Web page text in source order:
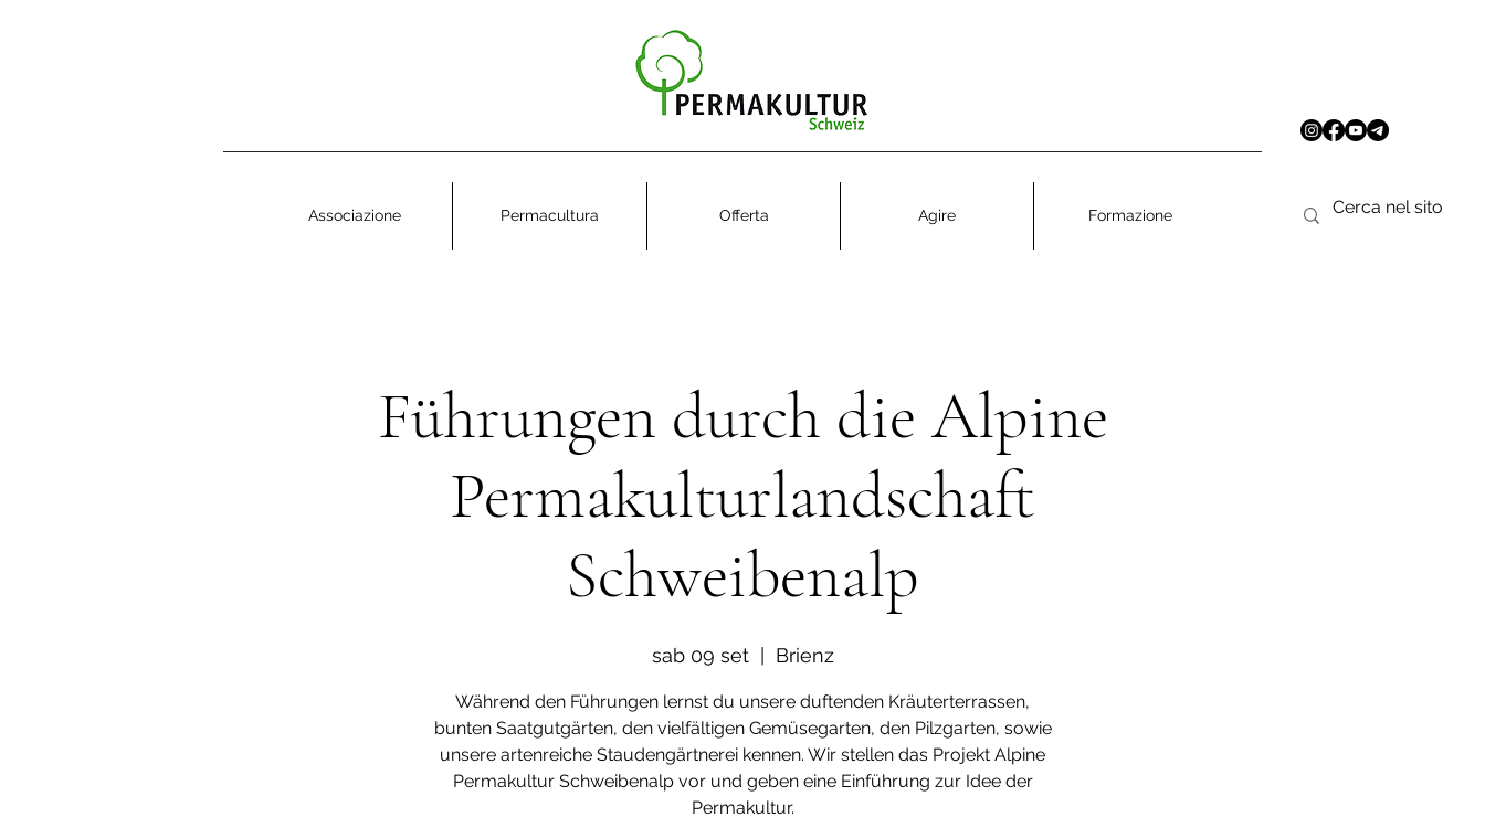
Associazione Permacultura Offerta Agire Formazione
Führungen durch die Alpine
Permakulturlandschaft
Schweibenalp
sab 09 set
  |
Brienz
Während den Führungen lernst du unsere duftenden Kräuterterrassen,
bunten Saatgutgärten, den vielfältigen Gemüsegarten, den Pilzgarten, sowie
unsere artenreiche Staudengärtnerei kennen. Wir stellen das Projekt Alpine
Permakultur Schweibenalp vor und geben eine Einführung zur Idee der
Permakultur.